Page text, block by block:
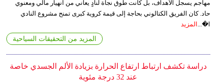
مهاجم يسجل الأهداف، بل كانت طوق نجاة لنادٍ يعاني من انهيار مالي ومعنوي
حاد. كان الفريق الكتالوني بحاجة إلى قيمة كروية كبرى تمنح مشروع النادي
ا�... المزيد
المزيد من التحقيقات السياحية
دراسة تكشف ارتباط ارتفاع الحرارة بزيادة الألم الجسدي خاصة
عند 32 درجة مئوية